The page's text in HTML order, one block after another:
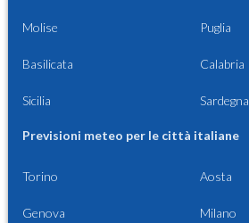
Molise Puglia
Basilicata Calabria
Sicilia Sardegna
Previsioni meteo per le città italiane
Torino Aosta
Genova Milano